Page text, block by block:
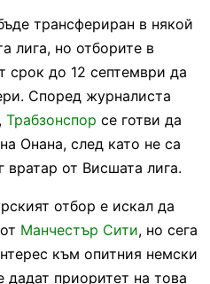
трансфериран в някой
лига, но отборите в
срок до 12 септември да
Според журналиста
Трабзонспор се готви да
Онана, след като не са
вратар от Висшата лига.
отбор е искал да
Манчестър Сити, но сега
към опитния немски
приоритет на това